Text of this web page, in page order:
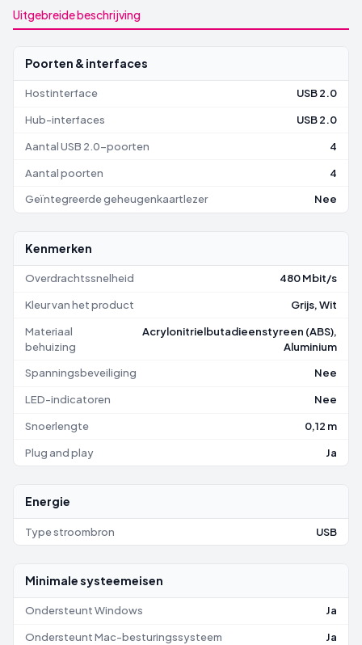
Uitgebreide beschrijving
Poorten & interfaces
Hostinterface USB 2.0
Hub-interfaces USB 2.0
Aantal USB 2.0-poorten 4
Aantal poorten 4
Geïntegreerde geheugenkaartlezer Nee
Kenmerken
Overdrachtssnelheid 480 Mbit/s
Kleur van het product Grijs, Wit
Materiaal
behuizing
Acrylonitrielbutadieenstyreen (ABS),
Aluminium
Spanningsbeveiliging Nee
LED-indicatoren Nee
Snoerlengte 0,12 m
Plug and play Ja
Energie
Type stroombron USB
Minimale systeemeisen
Ondersteunt Windows Ja
Ondersteunt Mac-besturingssysteem Ja